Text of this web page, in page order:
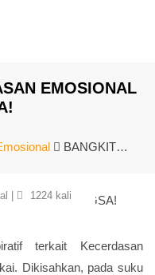
EMOSIONAL
BANGKITKAN KECERDASAN EMOSIONAL BANGSA!
1224 kali
terkait Kecerdasan
Dikisahkan, pada suku